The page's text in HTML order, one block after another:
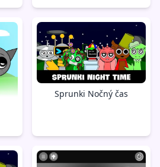
Sprunki Nočný čas